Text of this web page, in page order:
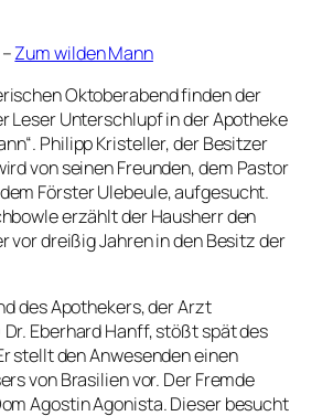
Zum wilden Mann
Oktoberabend finden der
Leser Unterschlupf in der Apotheke
Philipp Kristeller, der Besitzer
von seinen Freunden, dem Pastor
Förster Ulebeule, aufgesucht.
erzählt der Hausherr den
vor dreißig Jahren in den Besitz der
des Apothekers, der Arzt
Eberhard Hanff, stößt spät des
stellt den Anwesenden einen
von Brasilien vor. Der Fremde
Agostin Agonista. Dieser besucht